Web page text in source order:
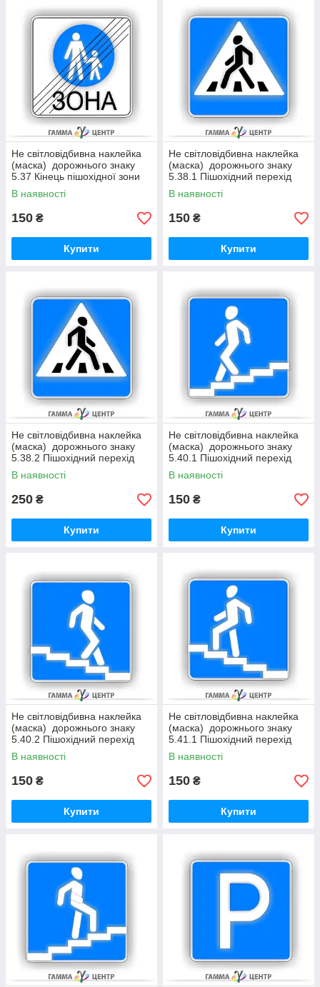
Не світловідбивна наклейка
(маска) дорожнього знаку
5.37 Кінець пішохідної зони
В наявності
150 ₴
Купити
Не світловідбивна наклейка
(маска) дорожнього знаку
5.38.1 Пішохідний перехід
В наявності
150 ₴
Купити
Не світловідбивна наклейка
(маска) дорожнього знаку
5.38.2 Пішохідний перехід
В наявності
250 ₴
Купити
Не світловідбивна наклейка
(маска) дорожнього знаку
5.40.1 Пішохідний перехід
В наявності
150 ₴
Купити
Не світловідбивна наклейка
(маска) дорожнього знаку
5.40.2 Пішохідний перехід
В наявності
150 ₴
Купити
Не світловідбивна наклейка
(маска) дорожнього знаку
5.41.1 Пішохідний перехід
В наявності
150 ₴
Купити